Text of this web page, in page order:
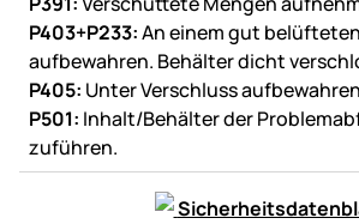
P403+P233:An einem gut
aufbewahren. Behälter dicht
P405: Unter Verschluss aufbewahren
P501: Inhalt/Behälter der
zuführen.